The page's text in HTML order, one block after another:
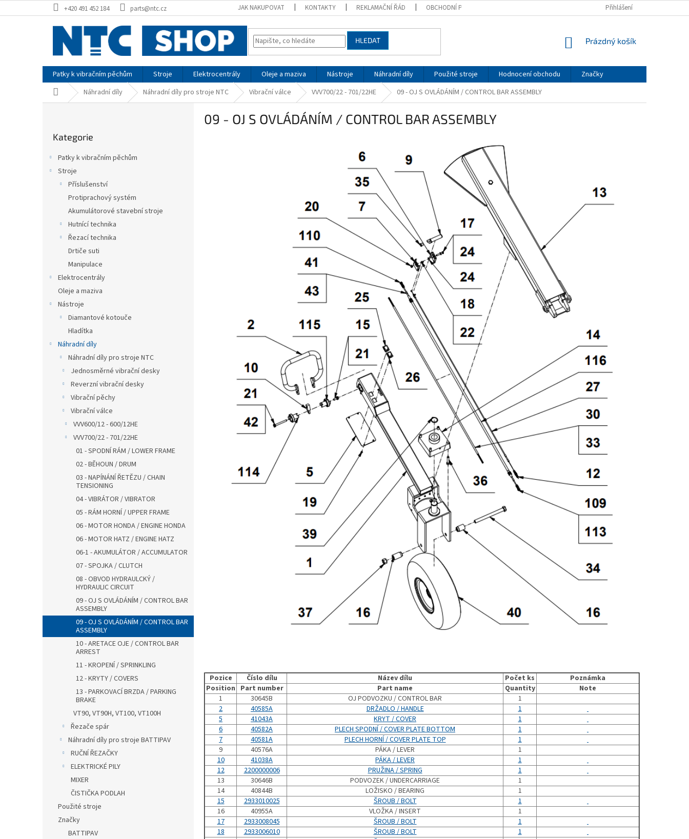
na
+420 491 452 184 parts@ntc.cz JAK NAKUPOVAT KONTAKTY REKLAMAČNÍ ŘÁD OBCHODNÍ PODMÍNKY PODMÍNKY OCHRANY OSOBNÍCH ÚDAJŮ
Přihlášení
HLEDAT
NÁKUPNÍ
Prázdný košík
Patky k vibračním pěchům Stroje Elektrocentrály Oleje a maziva Nástroje Náhradní díly Použité stroje Hodnocení obchodu
Značky
Domů Náhradní díly Náhradní díly pro stroje NTC Vibrační válce VVV700/22 - 701/22HE 09 - OJ S OVLÁDÁNÍM / CONTROL BAR ASSEMBLY
kategorie
Kategorie
Patky k vibračním pěchům
Stroje
Příslušenství
Protiprachový systém
Akumulátorové stavební stroje
Hutnící technika
Řezací technika
Drtiče suti
Manipulace
Elektrocentrály
Oleje a maziva
Nástroje
Diamantové kotouče
Hladítka
Náhradní díly
Náhradní díly pro stroje NTC
Jednosměrné vibrační desky
Reverzní vibrační desky
Vibrační pěchy
Vibrační válce
VVV600/12 - 600/12HE
VVV700/22 - 701/22HE
01 - SPODNÍ RÁM / LOWER FRAME
02 - BĚHOUN / DRUM
03 - NAPÍNÁNÍ ŘETĚZU / CHAIN
TENSIONING
04 - VIBRÁTOR / VIBRATOR
05 - RÁM HORNÍ / UPPER FRAME
06 - MOTOR HONDA / ENGINE HONDA
06 - MOTOR HATZ / ENGINE HATZ
06-1 - AKUMULÁTOR / ACCUMULATOR
07 - SPOJKA / CLUTCH
08 - OBVOD HYDRAULCKÝ /
HYDRAULIC CIRCUIT
09 - OJ S OVLÁDÁNÍM / CONTROL BAR
ASSEMBLY
09 - OJ S OVLÁDÁNÍM / CONTROL BAR
ASSEMBLY
10 - ARETACE OJE / CONTROL BAR
ARREST
11 - KROPENÍ / SPRINKLING
12 - KRYTY / COVERS
13 - PARKOVACÍ BRZDA / PARKING
BRAKE
VT90, VT90H, VT100, VT100H
Řezače spár
Náhradní díly pro stroje BATTIPAV
RUČNÍ ŘEZAČKY
ELEKTRICKÉ PILY
MIXER
ČISTIČKA PODLAH
Použité stroje
Značky
BATTIPAV
09 - OJ S OVLÁDÁNÍM / CONTROL BAR ASSEMBLY
Pozice Číslo dílu Název dílu Počet ks
Poznámka
Position Part number Part name Quantity
Note
1
30645B OJ PODVOZKU / CONTROL BAR
1
2
40585A DRŽADLO / HANDLE
1
5
41043A KRYT / COVER
1
6
40582A PLECH SPODNÍ / COVER PLATE BOTTOM
1
7
40581A PLECH HORNÍ / COVER PLATE TOP
1
9
40576A PÁKA / LEVER
1
10
41038A PÁKA / LEVER
1
12
2200000006 PRUŽINA / SPRING
1
13
30646B PODVOZEK / UNDERCARRIAGE
1
14
40844B LOŽISKO / BEARING
1
15
2933010025 ŠROUB / BOLT
1
16
40955A VLOŽKA / INSERT
1
17
2933008045 ŠROUB / BOLT
1
18
2933006010 ŠROUB / BOLT
1